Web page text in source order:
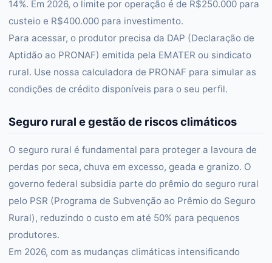
14%. Em 2026, o limite por operação é de R$250.000 para
custeio e R$400.000 para investimento.
Para acessar, o produtor precisa da DAP (Declaração de
Aptidão ao PRONAF) emitida pela EMATER ou sindicato
rural. Use nossa calculadora de PRONAF para simular as
condições de crédito disponíveis para o seu perfil.
Seguro rural e gestão de riscos climáticos
O seguro rural é fundamental para proteger a lavoura de
perdas por seca, chuva em excesso, geada e granizo. O
governo federal subsidia parte do prêmio do seguro rural
pelo PSR (Programa de Subvenção ao Prêmio do Seguro
Rural), reduzindo o custo em até 50% para pequenos
produtores.
Em 2026, com as mudanças climáticas intensificando